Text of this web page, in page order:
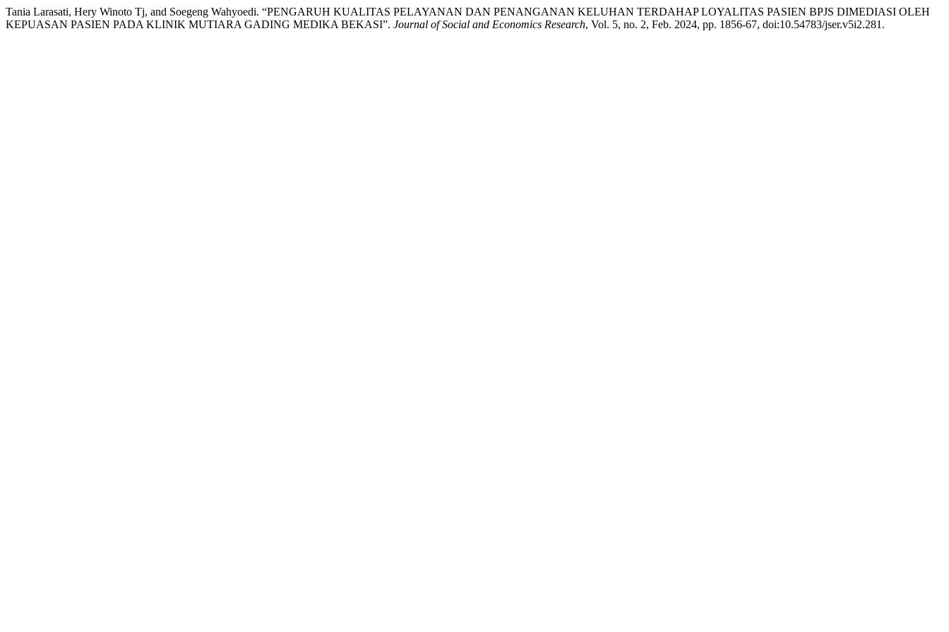
Tania Larasati, Hery Winoto Tj, and Soegeng Wahyoedi. “PENGARUH KUALITAS PELAYANAN DAN PENANGANAN KELUHAN TERDAHAP LOYALITAS PASIEN BPJS DIMEDIASI OLEH
KEPUASAN PASIEN PADA KLINIK MUTIARA GADING MEDIKA BEKASI”. Journal of Social and Economics Research, Vol. 5, no. 2, Feb. 2024, pp. 1856-67, doi:10.54783/jser.v5i2.281.